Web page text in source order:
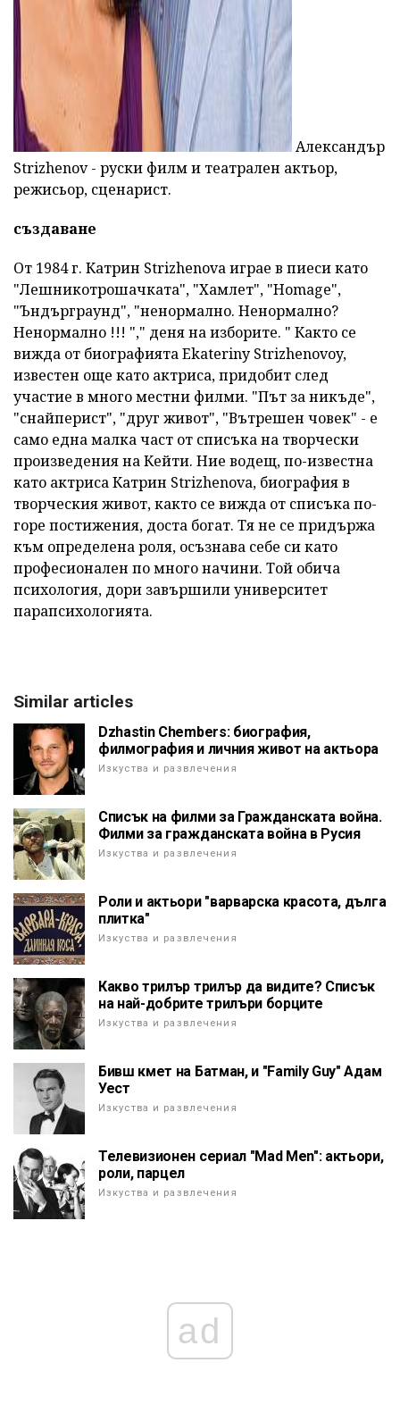
Александър
Strizhenov - руски филм и театрален актьор,
режисьор, сценарист.
създаване
От 1984 г. Катрин Strizhenova играе в пиеси като
"Лешникотрошачката", "Хамлет", "Homage",
"Ъндърграунд", "ненормално. Ненормално?
Ненормално !!! "," деня на изборите. " Както се
вижда от биографията Ekateriny Strizhenovoy,
известен още като актриса, придобит след
участие в много местни филми. "Път за никъде",
"снайперист", "друг живот", "Вътрешен човек" - е
само една малка част от списъка на творчески
произведения на Кейти. Ние водещ, по-известна
като актриса Катрин Strizhenova, биография в
творческия живот, както се вижда от списъка по-
горе постижения, доста богат. Тя не се придържа
към определена роля, осъзнава себе си като
професионален по много начини. Той обича
психология, дори завършили университет
парапсихологията.
Similar articles
Dzhastin Chembers: биография,
филмография и личния живот на актьора
Изкуства и развлечения
Списък на филми за Гражданската война.
Филми за гражданската война в Русия
Изкуства и развлечения
Роли и актьори "варварска красота, дълга
плитка"
Изкуства и развлечения
Какво трилър трилър да видите? Списък
на най-добрите трилъри борците
Изкуства и развлечения
Бивш кмет на Батман, и "Family Guy" Адам
Уест
Изкуства и развлечения
Телевизионен сериал "Mad Men": актьори,
роли, парцел
Изкуства и развлечения
ad